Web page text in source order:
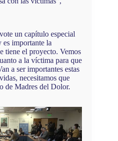
un capítulo especial
importante la
tiene el proyecto. Vemos
a la víctima para que
a ser importantes estas
necesitamos que
de Madres del Dolor.